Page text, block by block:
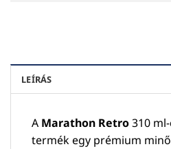
LEÍRÁS
A Marathon Retro310
termék egy prémium